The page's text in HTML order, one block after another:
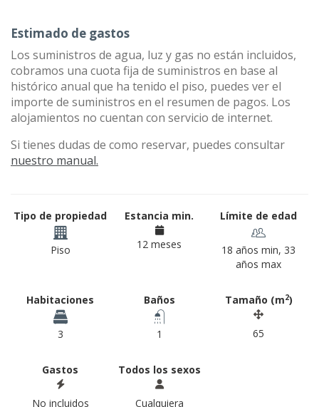
Estimado de gastos
Los suministros de agua, luz y gas no están incluidos,
cobramos una cuota fija de suministros en base al
histórico anual que ha tenido el piso, puedes ver el
importe de suministros en el resumen de pagos. Los
alojamientos no cuentan con servicio de internet.
Si tienes dudas de como reservar, puedes consultar
nuestro manual.
Tipo de propiedad
Piso
Estancia min.
12 meses
Límite de edad
18 años min, 33
años max
Habitaciones
3
Baños
1
Tamaño (m2)
65
Gastos
No incluidos
Todos los sexos
Cualquiera